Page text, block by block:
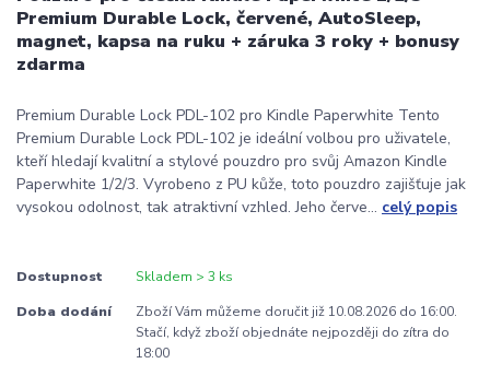
Premium Durable Lock, červené, AutoSleep,
magnet, kapsa na ruku + záruka 3 roky + bonusy
zdarma
Premium Durable Lock PDL-102 pro Kindle Paperwhite Tento
Premium Durable Lock PDL-102 je ideální volbou pro uživatele,
kteří hledají kvalitní a stylové pouzdro pro svůj Amazon Kindle
Paperwhite 1/2/3. Vyrobeno z PU kůže, toto pouzdro zajišťuje jak
vysokou odolnost, tak atraktivní vzhled. Jeho červe... celý popis
Dostupnost Skladem > 3 ks
Doba dodání
Zboží Vám můžeme doručit již 10.08.2026 do 16:00.
Stačí, když zboží objednáte nejpozději do zítra do
18:00